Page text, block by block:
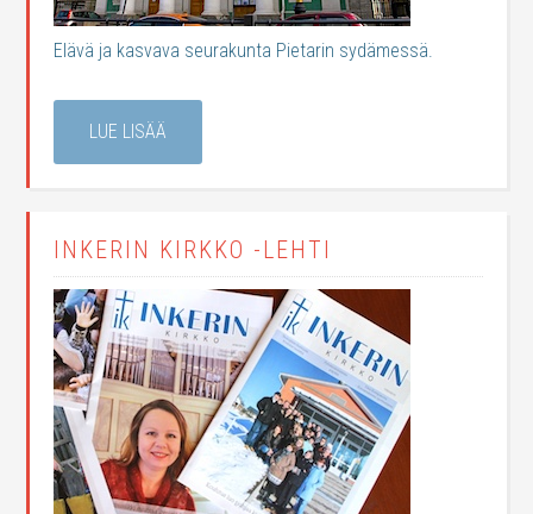
Elävä ja kasvava seurakunta Pietarin sydämessä.
LUE LISÄÄ
INKERIN KIRKKO -LEHTI